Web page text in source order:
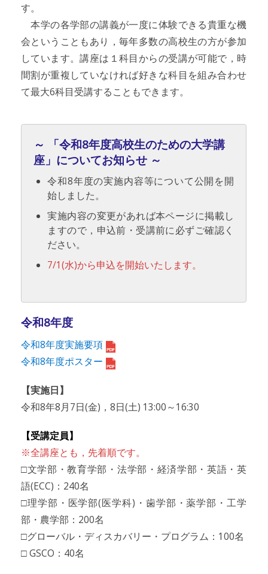
す。
本学の各学部の講義が一度に体験できる貴重な機
会ということもあり，毎年多数の高校生の方が参加
しています。講座は１科目からの受講が可能で，時
間割が重複していなければ好きな科目を組み合わせ
て最大6科目受講することもできます。
～ 「令和8年度高校生のための大学講
座」についてお知らせ ～
令和8年度の実施内容等について公開を開
始しました。
実施内容の変更があれば本ページに掲載し
ますので，申込前・受講前に必ずご確認く
ださい。
7/1(水)から申込を開始いたします。
令和8年度
令和8年度実施要項
令和8年度ポスター
【実施日】
令和8年8月7日(金)，8日(土) 13:00～16:30
【受講定員】
※全講座とも，先着順です。
□文学部・教育学部・法学部・経済学部・英語・英
語(ECC)：240名
□理学部・医学部(医学科)・歯学部・薬学部・工学
部・農学部：200名
□グローバル・ディスカバリー・プログラム：100名
□ GSCO：40名